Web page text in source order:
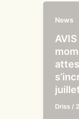
News
Driss /